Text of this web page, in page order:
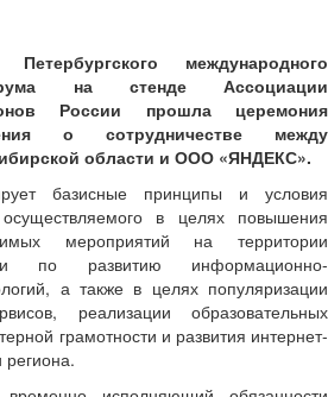
международного
на стенде Ассоциации
России прошла церемония
о сотрудничестве между
области и ООО «ЯНДЕКС».
базисные принципы и условия
осуществляемого в целях повышения
мероприятий на территории
по развитию информационно-
а также в целях популяризации
реализации образовательных
грамотности и развития интернет-
региона.